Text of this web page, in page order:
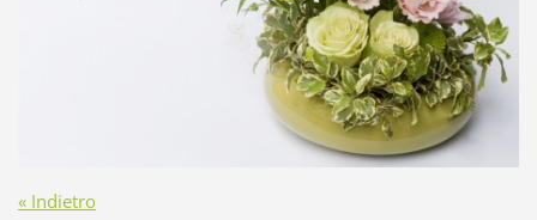
« Indietro